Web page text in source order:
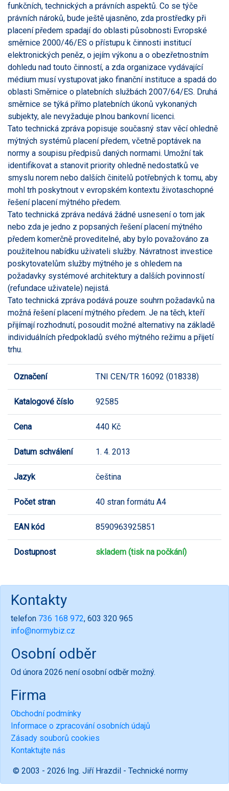
funkčních, technických a právních aspektů. Co se týče
právních nároků, bude ještě ujasněno, zda prostředky při
placení předem spadají do oblasti působnosti Evropské
směrnice 2000/46/ES o přístupu k činnosti institucí
elektronických peněz, o jejím výkonu a o obezřetnostním
dohledu nad touto činností, a zda organizace vydávající
médium musí vystupovat jako finanční instituce a spadá do
oblasti Směrnice o platebních službách 2007/64/ES. Druhá
směrnice se týká přímo platebních úkonů vykonaných
subjekty, ale nevyžaduje plnou bankovní licenci.
Tato technická zpráva popisuje současný stav věcí ohledně
mýtných systémů placení předem, včetně poptávek na
normy a soupisu předpisů daných normami. Umožní tak
identifikovat a stanovit priority ohledně nedostatků ve
smyslu norem nebo dalších činitelů potřebných k tomu, aby
mohl trh poskytnout v evropském kontextu životaschopné
řešení placení mýtného předem.
Tato technická zpráva nedává žádné usnesení o tom jak
nebo zda je jedno z popsaných řešení placení mýtného
předem komerčně proveditelné, aby bylo považováno za
použitelnou nabídku uživateli služby. Návratnost investice
poskytovatelům služby mýtného je s ohledem na
požadavky systémové architektury a dalších povinností
(refundace uživatele) nejistá.
Tato technická zpráva podává pouze souhrn požadavků na
možná řešení placení mýtného předem. Je na těch, kteří
přijímají rozhodnutí, posoudit možné alternativy na základě
individuálních předpokladů svého mýtného režimu a přijetí
trhu.
Označení TNI CEN/TR 16092 (018338)
Katalogové číslo 92585
Cena 440 Kč
Datum schválení 1. 4. 2013
Jazyk čeština
Počet stran 40 stran formátu A4
EAN kód 8590963925851
Dostupnost skladem (tisk na počkání)
Kontakty
telefon 736 168 972, 603 320 965
info@normybiz.cz
Osobní odběr
Od února 2026 není osobní odběr možný.
Firma
Obchodní podmínky
Informace o zpracování osobních údajů
Zásady souborů cookies
Kontaktujte nás
© 2003 - 2026 Ing. Jiří Hrazdil - Technické normy